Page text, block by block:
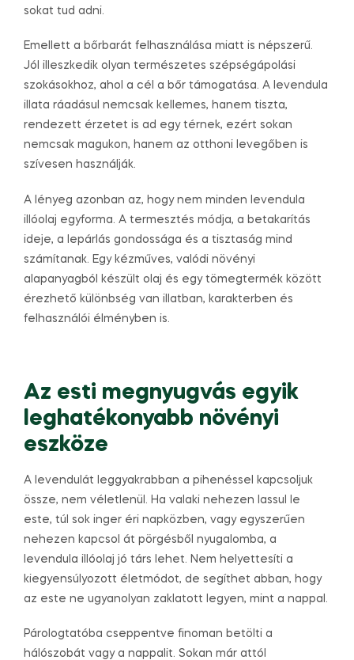
sokat tud adni.
Emellett a bőrbarát felhasználása miatt is népszerű.
Jól illeszkedik olyan természetes szépségápolási
szokásokhoz, ahol a cél a bőr támogatása. A levendula
illata ráadásul nemcsak kellemes, hanem tiszta,
rendezett érzetet is ad egy térnek, ezért sokan
nemcsak magukon, hanem az otthoni levegőben is
szívesen használják.
A lényeg azonban az, hogy nem minden levendula
illóolaj egyforma. A termesztés módja, a betakarítás
ideje, a lepárlás gondossága és a tisztaság mind
számítanak. Egy kézműves, valódi növényi
alapanyagból készült olaj és egy tömegtermék között
érezhető különbség van illatban, karakterben és
felhasználói élményben is.
Az esti megnyugvás egyik
leghatékonyabb növényi
eszköze
A levendulát leggyakrabban a pihenéssel kapcsoljuk
össze, nem véletlenül. Ha valaki nehezen lassul le
este, túl sok inger éri napközben, vagy egyszerűen
nehezen kapcsol át pörgésből nyugalomba, a
levendula illóolaj jó társ lehet. Nem helyettesíti a
kiegyensúlyozott életmódot, de segíthet abban, hogy
az este ne ugyanolyan zaklatott legyen, mint a nappal.
Párologtatóba cseppentve finoman betölti a
hálószobát vagy a nappalit. Sokan már attól